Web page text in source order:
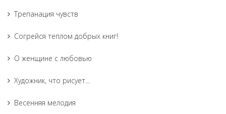
Трепанация чувств
Согрейся теплом добрых книг!
О женщине с любовью
Художник, что рисует...
Весенняя мелодия